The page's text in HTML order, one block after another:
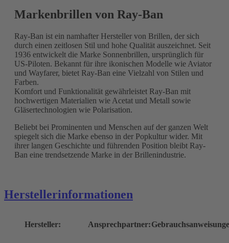
Markenbrillen von Ray-Ban
Ray-Ban ist ein namhafter Hersteller von Brillen, der sich
durch einen zeitlosen Stil und hohe Qualität auszeichnet. Seit
1936 entwickelt die Marke Sonnenbrillen, ursprünglich für
US-Piloten. Bekannt für ihre ikonischen Modelle wie Aviator
und Wayfarer, bietet Ray-Ban eine Vielzahl von Stilen und
Farben.
Komfort und Funktionalität gewährleistet Ray-Ban mit
hochwertigen Materialien wie Acetat und Metall sowie
Gläsertechnologien wie Polarisation.
Beliebt bei Prominenten und Menschen auf der ganzen Welt
spiegelt sich die Marke ebenso in der Popkultur wider. Mit
ihrer langen Geschichte und führenden Position bleibt Ray-
Ban eine trendsetzende Marke in der Brillenindustrie.
Herstellerinformationen
Hersteller: Ansprechpartner: